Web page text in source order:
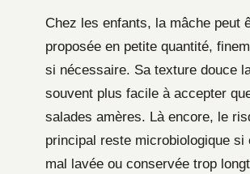
Chez les enfants, la mâche peut
proposée en petite quantité,
si nécessaire. Sa texture douce
souvent plus facile à accepter
salades amères. Là encore, le
principal reste microbiologique si
mal lavée ou conservée trop